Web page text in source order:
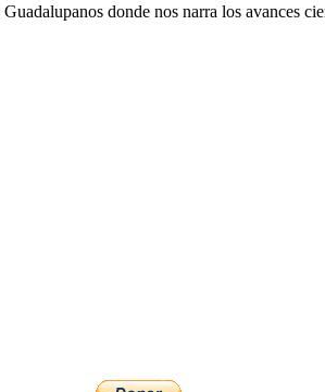
donde nos narra los avances